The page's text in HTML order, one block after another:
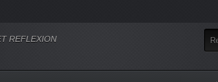
REFLEXION